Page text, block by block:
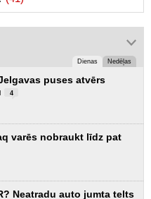
Dienas Nedēļas
puses atvērs
4
varēs nobraukt līdz pat
Neatradu auto jumta telts